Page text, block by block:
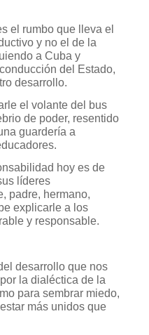
el rumbo que lleva el
y no el de la
a Cuba y
del Estado,
desarrollo.
el volante del bus
de poder, resentido
guardería a
hoy es de
líderes
padre, hermano,
explicarle a los
y responsable.
desarrollo que nos
la dialéctica de la
para sembrar miedo,
más unidos que